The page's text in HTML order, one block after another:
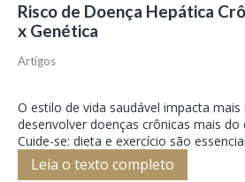
Risco de Doença Hepática
x Genética
Artigos
O estilo de vida saudável impacta mais
desenvolver doenças crônicas mais
Cuide-se: dieta e exercício são
Leia o texto completo